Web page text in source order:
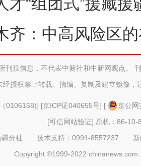
齐：中高风险区
刊载信息，不代表中新社和中新网观点。
经授权禁止转载、摘编、复制及建立镜像，
0106168)] [京ICP证040655号] [
京公
[可信网站验证] 总机：86-10-
疆分社 技术支持：0991-8557237
Copyright ©1999-2022